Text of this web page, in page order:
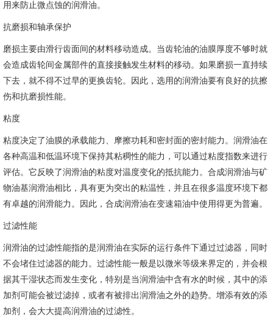
用来防止微点蚀的润滑油。
抗磨损和轴承保护
磨损主要由滑行齿面间的材料移动造成。当齿轮油的油膜厚度不够时就
会造成齿轮间金属部件的直接接触发生材料的移动。如果磨损一直持续
下去，就不得不过早的更换齿轮。因此，选用的润滑油要有良好的抗擦
伤和抗磨损性能。
粘度
粘度决定了油膜的承载能力、摩擦功耗和密封面的密封能力。润滑油在
各种高温和低温环境下保持其粘稠性的能力，可以通过粘度指数来进行
评估。它反映了润滑油的粘度对温度变化的抵抗能力。合成润滑油与矿
物油基润滑油相比，具有更为突出的粘温性，并且在很多温度环境下都
有卓越的润滑能力。因此，合成润滑油在变速箱油中使用得更为普遍。
过滤性能
润滑油的过滤性能指的是润滑油在实际的运行条件下通过过滤器，同时
不会堵住过滤器的能力。过滤性能一般是以微米等级来界定的，并会根
据其干湿状态而发生变化，特别是当润滑油中含有水的时候，其中的添
加剂可能会被过滤掉，或者有被排出润滑油之外的趋势。增添有效的添
加剂，会大大提高润滑油的过滤性。